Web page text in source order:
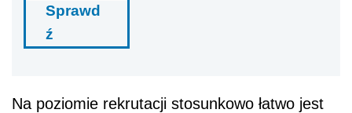
Sprawd
ź
Na poziomie rekrutacji stosunkowo łatwo jest